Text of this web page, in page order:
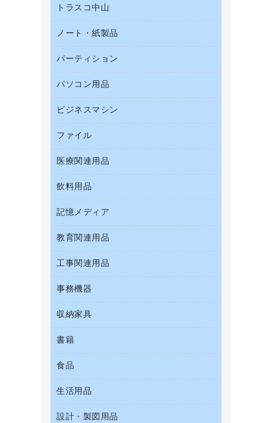
梱包用テープ
作業用雑貨
作業用手袋
倉庫収納用品
防災用品
養生用品
応接イス・ベンチ
カウンター
デスク
ミーティングテーブル
トラスコ中山
建築・作業用品
ノート・紙製品
ノート
バインダーノート
ルーズリーフ
各種用紙
額縁
帳簿
典礼用品
伝票
パーティション
パーティション
ホワイトボード・黒板
パソコン用品
ＨＤＤ／ＳＳＤ
ＬＡＮケーブル
ＯＡクリーナー／エアダスター
ＯＡフィルター
ＵＳＢハブ／ＵＳＢアクセサリー
スマートフォン／モバイル周辺機器
セキュリティ用品
ディスプレイモニター
パソコンアクセサリー
パソコンバッグ／収納用品
パソコン周辺機器
マウスパッド
各種ケーブル
ビジネスマシン
ＵＳＢメモリ
インクジェットプリンタ／複合機
スキャナー
デジタルカメラ
ファクシミリ
メモリーカード
レーザープリンタ／複合機
電話機
ファイル
２穴リフィル・２穴インデックス
３０穴リフィル・３０穴インデックス
Ｚ式ファイル
カードケース
クリップボード
クリヤーブック（差替式）
クリヤーホルダー
コンピュータ用ファイル
ファイルボックス
フォルダー
フラットファイル
医療関連用品
医療関連用品
介護用品
感染症対策用品
管理医療機器
使い捨て手袋
飲料用品
インスタントコーヒー
お茶備品
コーヒーメーカー・備品
ソフトドリンク
ミネラルウォーター
レギュラーコーヒー
医薬部外品
紅茶・バラエティ飲料
記憶メディア
ＣＤ－Ｒ
ＣＤ－ＲＷ
ＤＶＤ
ブルーレイディスク
メディア収納用品
教育関連用品
教育関連用品
工事関連用品
屋外用品
工事関連用品
事務機器
ＯＨＰ用品
シュレッダ
タイムカード
タイムレコーダー
ラミネータ
収納家具
その他収納
ロッカー・下駄箱
金庫
保管庫・書庫
書籍
パソコンソフト
食品
菓子
食品
生活用品
キッチン用品
設計・製図用品